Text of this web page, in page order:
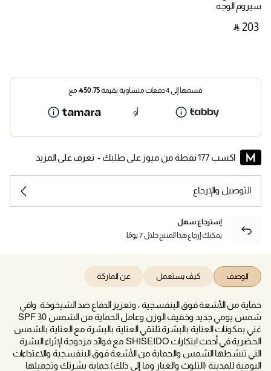
سيروم الوجه
‎ ⃁ ⁦203⁩ ‎
قسمها إلى 4 دفعات متساوية بقيمة 50.75
⃁ مع
أو
اكسب 177 نقطة من ميوز على طلبك - تعرف على المزيد
التوصيل والإرجاع
إسترجاع سهل
يمكنك إرجاع هذا المنتج خلال 7 يومًا.
الوصف كيف يستعمل عن الماركة
حماية من الأشعة فوق البنفسجية ، وتعزيز الدفاع ضد الشيخوخة. واقي
شمس يومي جديد وخفيف الوزن وعامل الحماية من الشمس SPF 30
غني بمكونات العناية بالبشرة.تلتقي العناية بالبشرة مع العناية بالشمس
الحضرية في أحدث ابتكارات SHISEIDO مع فوائد مزدوجة لإثراء البشرة
التي تنشطها الشمس والحماية من الأشعة فوق البنفسجية والاعتداءات
اليومية للمدينة (التلوث والغبار وما إلى ذلك).حماية بشرتك وتجميلها